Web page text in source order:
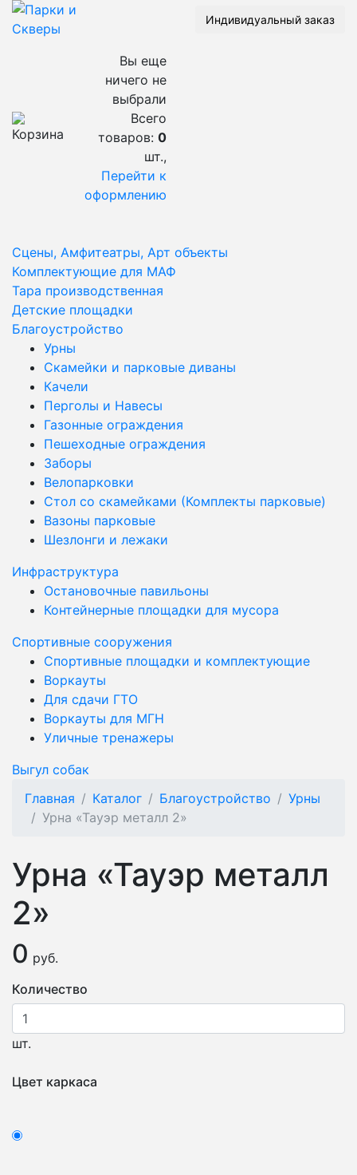
Индивидуальный заказ
Вы еще
ничего не
выбрали
Всего
товаров: 0
шт.,
Перейти к
оформлению
Сцены, Амфитеатры, Арт объекты
Комплектующие для МАФ
Тара производственная
Детские площадки
Благоустройство
Урны
Скамейки и парковые диваны
Качели
Перголы и Навесы
Газонные ограждения
Пешеходные ограждения
Заборы
Велопарковки
Стол со скамейками (Комплекты парковые)
Вазоны парковые
Шезлонги и лежаки
Инфраструктура
Остановочные павильоны
Контейнерные площадки для мусора
Спортивные сооружения
Спортивные площадки и комплектующие
Воркауты
Для сдачи ГТО
Воркауты для МГН
Уличные тренажеры
Выгул собак
Главная
Каталог Благоустройство
Урны
Урна «Тауэр металл 2»
Урна «Тауэр металл
2»
0 руб.
Количество
шт.
Цвет каркаса